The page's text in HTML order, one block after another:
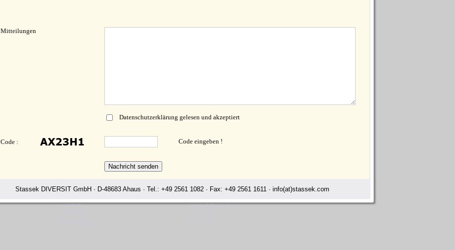
Mitteilungen
Datenschutzerklärung gelesen und akzeptiert
Code : Code eingeben !
Stassek DIVERSIT GmbH · D-48683 Ahaus · Tel.: +49 2561 1082 · Fax: +49 2561 1611 · info(at)stassek.com
www.minifood.tv
www.stassek-france.com